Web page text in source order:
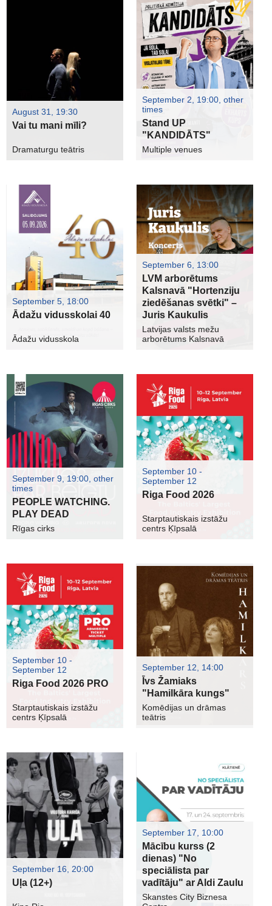
August 31, 19:30
Vai tu mani mīli?
Dramaturgu teātris
September 2, 19:00, other
times
Stand UP
"KANDIDĀTS"
Multiple venues
September 5, 18:00
Ādažu vidusskolai 40
Ādažu vidusskola
September 6, 13:00
LVM arborētums
Kalsnavā "Hortenziju
ziedēšanas svētki" –
Juris Kaukulis
Latvijas valsts mežu
arborētums Kalsnavā
September 9, 19:00, other
times
PEOPLE WATCHING.
PLAY DEAD
Rīgas cirks
September 10 -
September 12
Riga Food 2026
Starptautiskais izstāžu
centrs Ķīpsalā
September 10 -
September 12
Riga Food 2026 PRO
Starptautiskais izstāžu
centrs Ķīpsalā
September 12, 14:00
Īvs Žamiaks
"Hamilkāra kungs"
Komēdijas un drāmas
teātris
September 16, 20:00
Uļa (12+)
September 17, 10:00
Mācību kurss (2
dienas) "No
speciālista par
vadītāju" ar Aldi Zaulu
Skanstes City Biznesa